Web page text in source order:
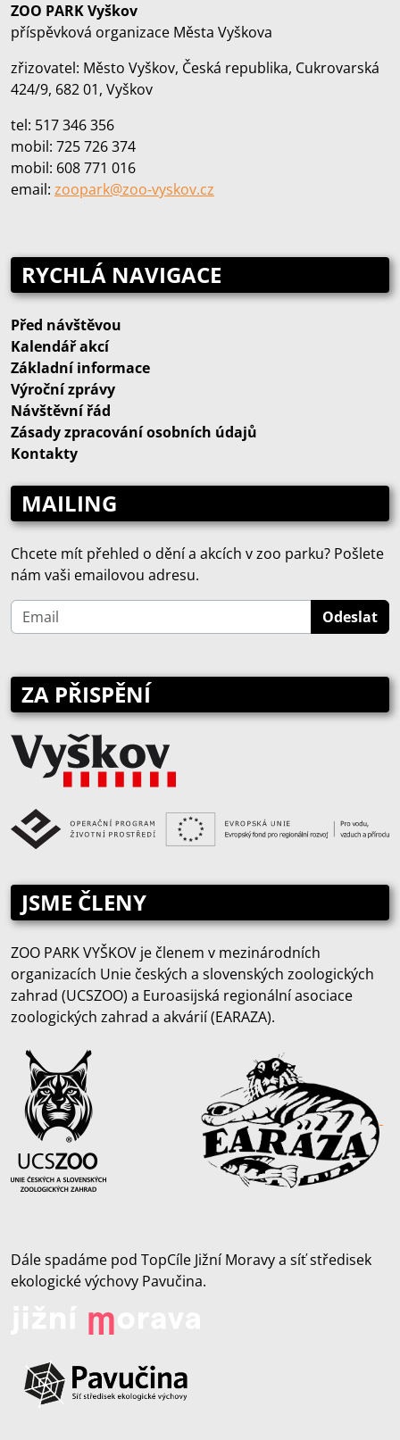
ZOO PARK Vyškov
příspěvková organizace Města Vyškova
zřizovatel: Město Vyškov, Česká republika, Cukrovarská
424/9, 682 01, Vyškov
tel: 517 346 356
mobil: 725 726 374
mobil: 608 771 016
email: zoopark@zoo‑vyskov.cz
RYCHLÁ NAVIGACE
Před návštěvou
Kalendář akcí
Základní informace
Výroční zprávy
Návštěvní řád
Zásady zpracování osobních údajů
Kontakty
MAILING
Chcete mít přehled o dění a akcích v zoo parku? Pošlete
nám vaši emailovou adresu.
ZA PŘISPĚNÍ
JSME ČLENY
ZOO PARK VYŠKOV je členem v mezinárodních
organizacích Unie českých a slovenských zoologických
zahrad (UCSZOO) a Euroasijská regionální asociace
zoologických zahrad a akvárií (EARAZA).
Dále spadáme pod TopCíle Jižní Moravy a síť středisek
ekologické výchovy Pavučina.